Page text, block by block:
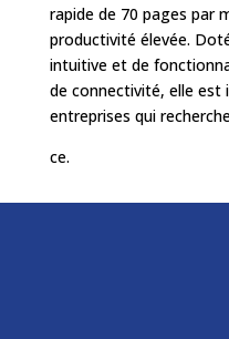
rapide de 70 pages par
productivité élevée.
intuitive et de
de connectivité, elle est
entreprises qui
ce.